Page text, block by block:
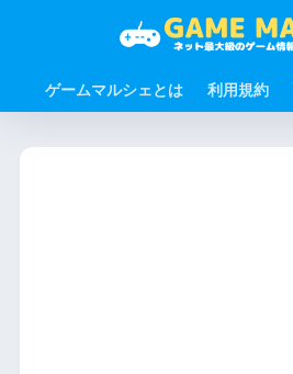
ゲームマルシェとは 利用規約